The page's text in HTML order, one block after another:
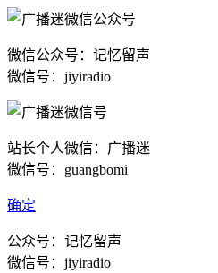
微信公众号：记忆留声
微信号：jiyiradio
站长个人微信：广播迷
微信号：guangbomi
确定
公众号：记忆留声
微信号：jiyiradio